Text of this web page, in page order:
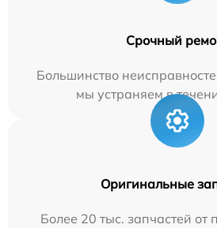
Срочный
Большинство
мы устраняем в
Оригинальные
Более 20 тыс. запчастей от